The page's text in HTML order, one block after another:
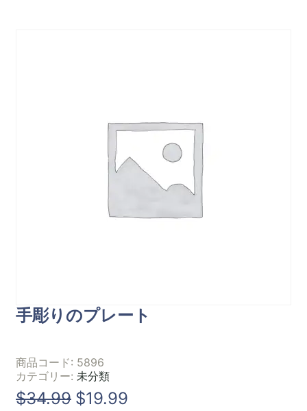
手彫りのプレート
商品コード: 5896
カテゴリー: 未分類
$34.99 $19.99